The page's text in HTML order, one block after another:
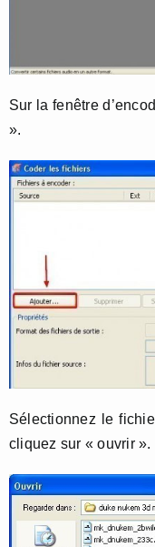
Sur la fenêtre
».
Sélectionnez le
cliquez sur « ouvrir ».